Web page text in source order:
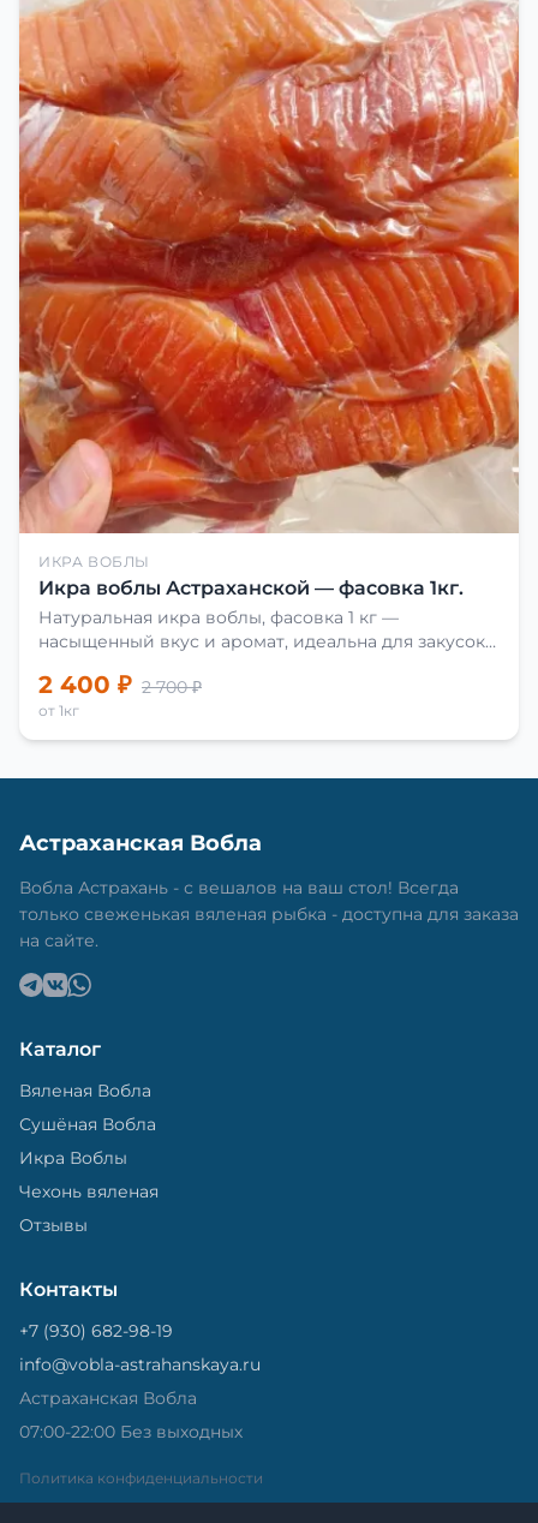
ИКРА ВОБЛЫ
Икра воблы Астраханской — фасовка 1кг.
Натуральная икра воблы, фасовка 1 кг —
насыщенный вкус и аромат, идеальна для закусок
2 400 ₽ 2 700 ₽
от 1кг
Астраханская Вобла
Вобла Астрахань - с вешалов на ваш стол! Всегда
только свеженькая вяленая рыбка - доступна для заказа
на сайте.
Каталог
Вяленая Вобла
Сушёная Вобла
Икра Воблы
Чехонь вяленая
Отзывы
Контакты
+7 (930) 682-98-19
info@vobla-astrahanskaya.ru
Астраханская Вобла
07:00-22:00 Без выходных
Политика конфиденциальности